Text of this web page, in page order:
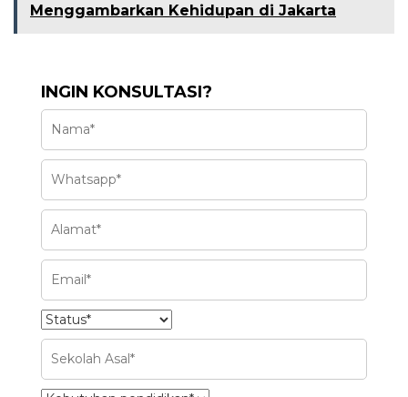
Menggambarkan Kehidupan di Jakarta
INGIN KONSULTASI?